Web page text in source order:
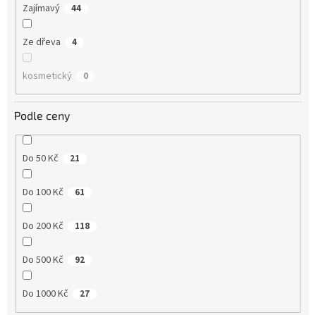
Zajímavý 44
Ze dřeva 4
kosmetický 0
Podle ceny
Do 50 Kč 21
Do 100 Kč 61
Do 200 Kč 118
Do 500 Kč 92
Do 1000 Kč 27